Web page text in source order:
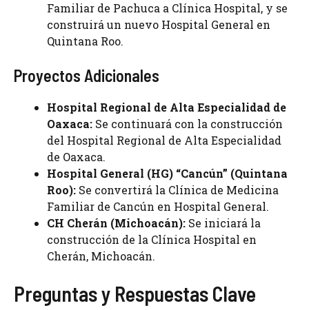
Familiar de Pachuca a Clínica Hospital, y se
construirá un nuevo Hospital General en
Quintana Roo.
Proyectos Adicionales
Hospital Regional de Alta Especialidad de
Oaxaca: Se continuará con la construcción
del Hospital Regional de Alta Especialidad
de Oaxaca.
Hospital General (HG) “Cancún” (Quintana
Roo): Se convertirá la Clínica de Medicina
Familiar de Cancún en Hospital General.
CH Cherán (Michoacán): Se iniciará la
construcción de la Clínica Hospital en
Cherán, Michoacán.
Preguntas y Respuestas Clave